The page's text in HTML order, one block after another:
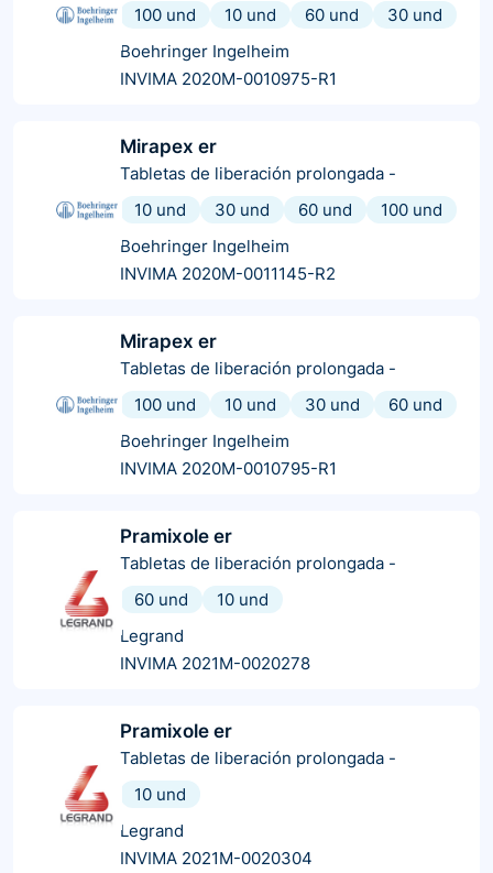
100 und
10 und 60 und
30 und
Boehringer Ingelheim
INVIMA 2020M-0010975-R1
Mirapex er
Tabletas de liberación prolongada -
10 und
30 und 60 und
100 und
Boehringer Ingelheim
INVIMA 2020M-0011145-R2
Mirapex er
Tabletas de liberación prolongada -
100 und
10 und 30 und
60 und
Boehringer Ingelheim
INVIMA 2020M-0010795-R1
Pramixole er
Tabletas de liberación prolongada -
60 und
10 und
Legrand
INVIMA 2021M-0020278
Pramixole er
Tabletas de liberación prolongada -
10 und
Legrand
INVIMA 2021M-0020304